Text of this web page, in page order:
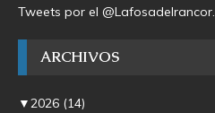
Tweets por el @Lafosadelrancor.
ARCHIVOS
▼2026 (14)